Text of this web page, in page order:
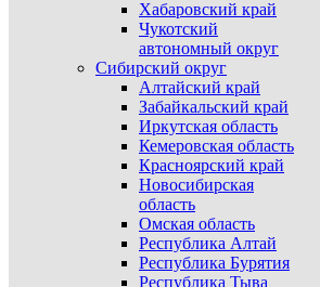
Хабаровский край
Чукотский
автономный округ
Сибирский округ
Алтайский край
Забайкальский край
Иркутская область
Кемеровская область
Красноярский край
Новосибирская
область
Омская область
Республика Алтай
Республика Бурятия
Республика Тыва